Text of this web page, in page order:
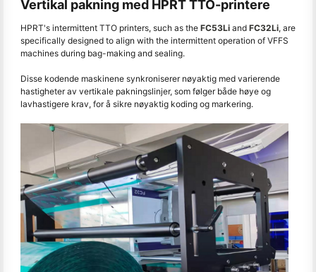
Vertikal pakning med HPRT TTO-printere
HPRT's intermittent TTO printers, such as the FC53Li and FC32Li, are
specifically designed to align with the intermittent operation of VFFS
machines during bag-making and sealing.
Disse kodende maskinene synkroniserer nøyaktig med varierende
hastigheter av vertikale pakningslinjer, som følger både høye og
lavhastigere krav, for å sikre nøyaktig koding og markering.